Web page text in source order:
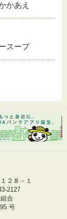
かあえ
スープ
２８－１
2127
合
号